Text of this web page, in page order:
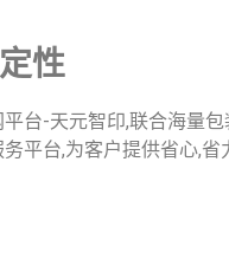
性
台-天元智印,联合海量
平台,为客户提供省心,省